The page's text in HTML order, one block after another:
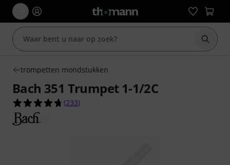
Zoek
trompetten mondstukken
Bach 351 Trumpet 1-1/2C
4.7 van de 5 sterren van 233 klantbeoordelingen
(233)